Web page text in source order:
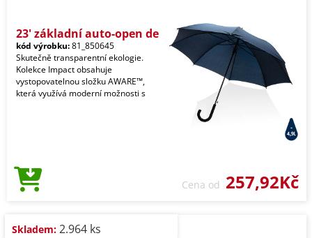
23' základní auto-open de
kód výrobku:81_850645
Skutečně transparentní ekologie.
Kolekce Impact obsahuje
vystopovatelnou složku AWARE™,
která využívá moderní možnosti s
Cena od 257,92Kč
Skladem: 2.964 ks